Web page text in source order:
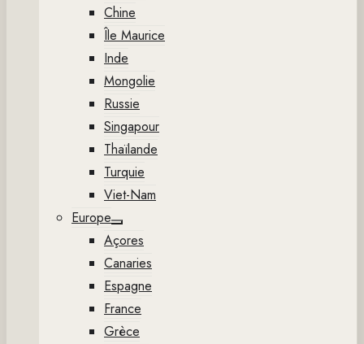
Chine
Île Maurice
Inde
Mongolie
Russie
Singapour
Thaïlande
Turquie
Viet-Nam
Europe
Show
sub
menu
Açores
Canaries
Espagne
France
Grèce